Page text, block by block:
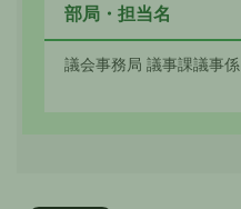
部局・担当名
議会事務局 議事課議事係